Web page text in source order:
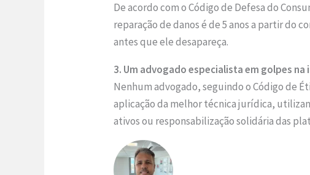
De acordo com o Código de Defesa do
reparação de danos é de 5 anos a partir do
antes que ele desapareça.
3. Um advogado especialista em golpes
Nenhum advogado, seguindo o Código de
aplicação da melhor técnica jurídica,
ativos ou responsabilização solidária das